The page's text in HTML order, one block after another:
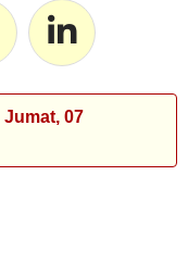
Jumat, 07